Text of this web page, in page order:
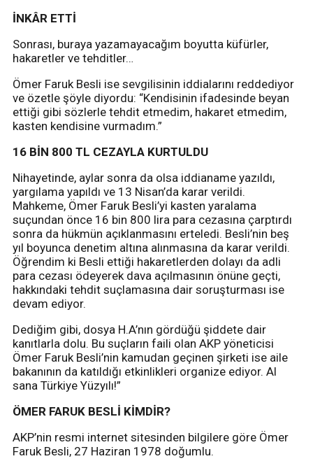
İNKÂR ETTİ
Sonrası, buraya yazamayacağım boyutta küfürler,
hakaretler ve tehditler…
Ömer Faruk Besli ise sevgilisinin iddialarını reddediyor
ve özetle şöyle diyordu: “Kendisinin ifadesinde beyan
ettiği gibi sözlerle tehdit etmedim, hakaret etmedim,
kasten kendisine vurmadım.”
16 BİN 800 TL CEZAYLA KURTULDU
Nihayetinde, aylar sonra da olsa iddianame yazıldı,
yargılama yapıldı ve 13 Nisan’da karar verildi.
Mahkeme, Ömer Faruk Besli’yi kasten yaralama
suçundan önce 16 bin 800 lira para cezasına çarptırdı
sonra da hükmün açıklanmasını erteledi. Besli’nin beş
yıl boyunca denetim altına alınmasına da karar verildi.
Öğrendim ki Besli ettiği hakaretlerden dolayı da adli
para cezası ödeyerek dava açılmasının önüne geçti,
hakkındaki tehdit suçlamasına dair soruşturması ise
devam ediyor.
Dediğim gibi, dosya H.A’nın gördüğü şiddete dair
kanıtlarla dolu. Bu suçların faili olan AKP yöneticisi
Ömer Faruk Besli’nin kamudan geçinen şirketi ise aile
bakanının da katıldığı etkinlikleri organize ediyor. Al
sana Türkiye Yüzyılı!”
ÖMER FARUK BESLİ KİMDİR?
AKP’nin resmi internet sitesinden bilgilere göre Ömer
Faruk Besli, 27 Haziran 1978 doğumlu.